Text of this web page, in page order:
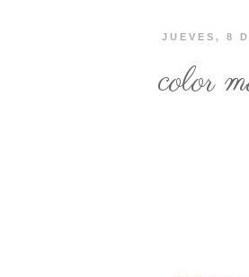
JUEVES, 8
color